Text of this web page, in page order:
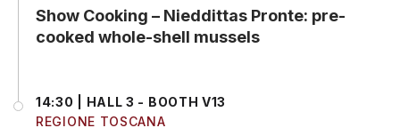
Show Cooking – Nieddittas Pronte: pre-
cooked whole-shell mussels
14:30 | HALL 3 - BOOTH V13
REGIONE TOSCANA